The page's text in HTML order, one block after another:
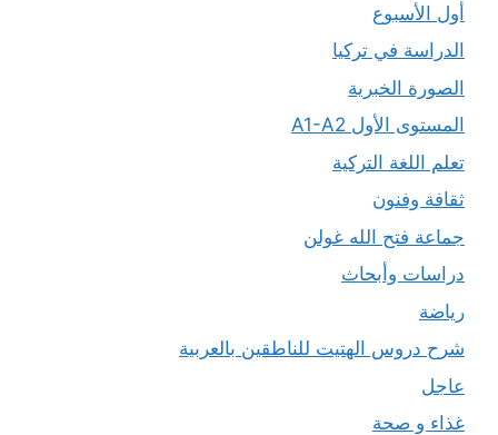
أول الأسبوع
الدراسة في تركيا
الصورة الخبرية
المستوى الأول A1-A2
تعلم اللغة التركية
ثقافة وفنون
جماعة فتح الله غولن
دراسات وأبحاث
رياضة
شرح دروس الهتيت للناطقين بالعربية
عاجل
غذاء و صحة